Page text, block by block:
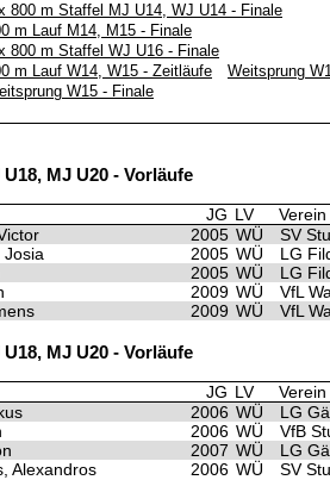
800 m Staffel MJ U14, WJ U14 - Finale
m Lauf M14, M15 - Finale
800 m Staffel WJ U16 - Finale
m Lauf W14, W15 - Zeitläufe
Weitsprung
W15 - Finale
MJ U20 - Vorläufe
JG LV
Verein
2005 WÜ
SV
Josia 2005 WÜ
LG
2005 WÜ
LG
2009 WÜ
VfL
2009 WÜ VfL
MJ U20 - Vorläufe
JG LV
Verein
2006 WÜ
LG
2006 WÜ
VfB
2007 WÜ
LG
Alexandros 2006 WÜ SV